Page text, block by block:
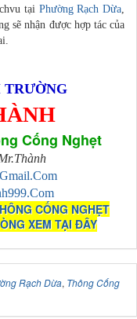
tại Phường Rạch Dừa
sẽ nhận được hợp tác của
Cống Nghẹt
CỐNG NGHẸT
XEM TẠI ĐÂY
Rạch Dừa, Thông Cống